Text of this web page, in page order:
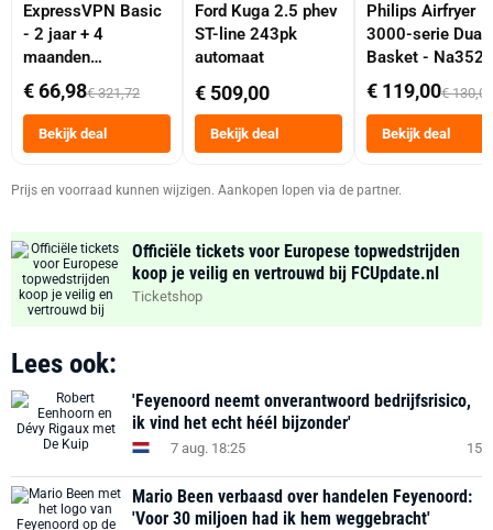
ExpressVPN Basic
- 2 jaar + 4
maanden
abonnement
€ 66,98€ 321,72
Bekijk deal
Ford Kuga 2.5 phev
ST-line 243pk
automaat
€ 509,00
Bekijk deal
Philips Airfryer
3000-serie Dual
Basket -
Dubbele Mand 9
Tot 6 Personen
Heteluchtfriteuse
Zwart
€ 119,00€ 130,00
Bekijk deal
Prijs en voorraad kunnen wijzigen. Aankopen lopen via de partner.
Officiële tickets voor Europese topwedstrijden
koop je veilig en vertrouwd bij FCUpdate.nl
Ticketshop
Lees ook:
'Feyenoord neemt onverantwoord bedrijfsrisico,
ik vind het echt héél bijzonder'
7 aug. 18:25 15
Mario Been verbaasd over handelen Feyenoord:
'Voor 30 miljoen had ik hem weggebracht'